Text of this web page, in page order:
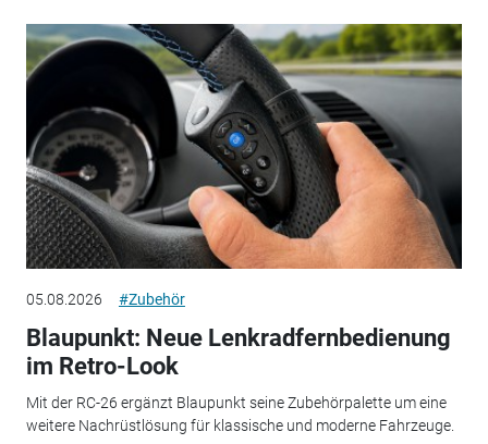
05.08.2026 #Zubehör
Blaupunkt: Neue Lenkradfernbedienung
im Retro-Look
Mit der RC-26 ergänzt Blaupunkt seine Zubehörpalette um eine
weitere Nachrüstlösung für klassische und moderne Fahrzeuge.